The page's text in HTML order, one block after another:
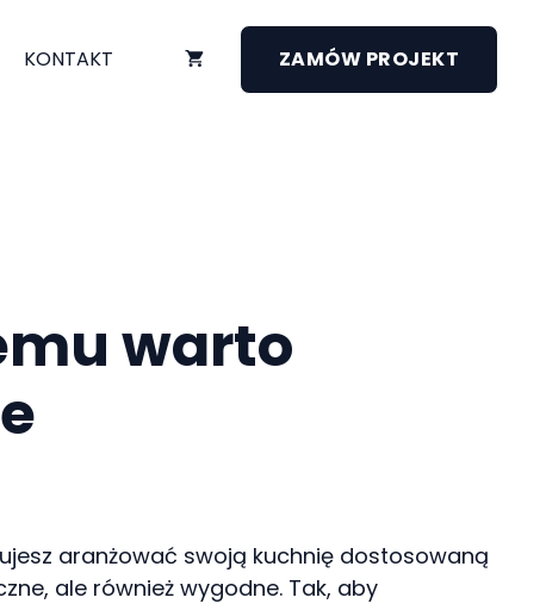
KONTAKT ZAMÓW PROJEKT
warto
aranżować swoją kuchnię dostosowaną
ale również wygodne. Tak, aby